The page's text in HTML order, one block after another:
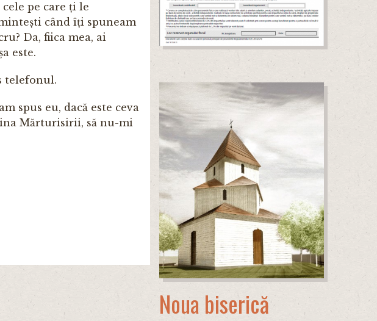
pe care ți le
când îți spuneam
Da, fiica mea, ai
este.
telefonul.
spus eu, dacă este ceva
Mărturisirii, să nu-mi
Noua biserică